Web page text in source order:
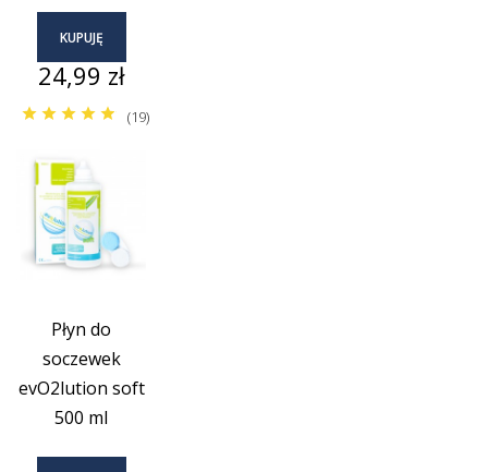
KUPUJĘ
Cena
24,99 zł
(19)
Płyn do
soczewek
evO2lution soft
500 ml